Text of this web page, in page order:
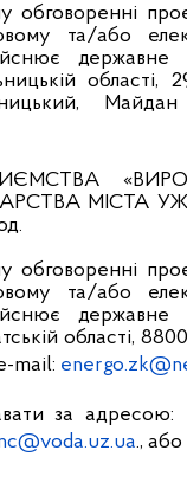
обговоренні
та/або
області,
МІСТА
обговоренні
та/або
області,
mail:
за
.,